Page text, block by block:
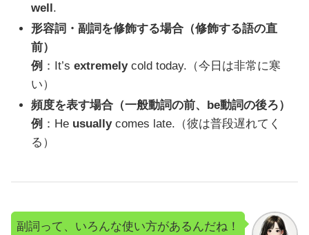
well.
形容詞・副詞を修飾する場合（修飾する語の直
前）
例 ：It’sextremelycold today.（今日は非常に寒
い）
頻度を表す場合（一般動詞の前、be動詞の後ろ）
例 ：He usuallycomes late.（彼は普段遅れてく
る）
副詞って、いろんな使い方があるんだね！